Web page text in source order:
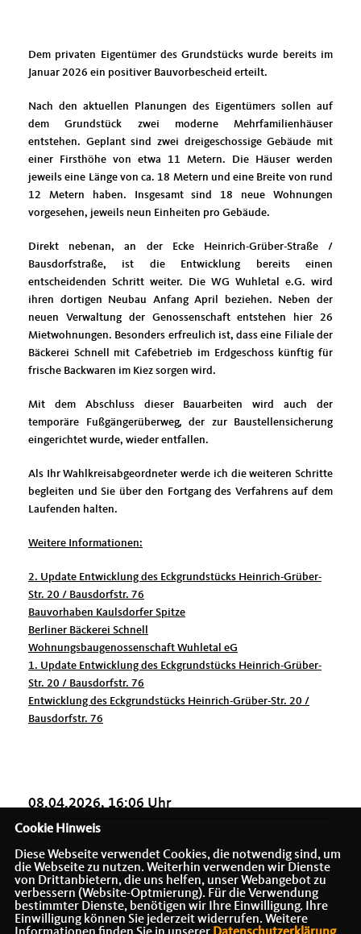
Dem privaten Eigentümer des Grundstücks wurde bereits im
Januar 2026 ein positiver Bauvorbescheid erteilt.
Nach den aktuellen Planungen des Eigentümers sollen auf
dem Grundstück zwei moderne Mehrfamilienhäuser
entstehen. Geplant sind zwei dreigeschossige Gebäude mit
einer Firsthöhe von etwa 11 Metern. Die Häuser werden
jeweils eine Länge von ca. 18 Metern und eine Breite von rund
12 Metern haben. Insgesamt sind 18 neue Wohnungen
vorgesehen, jeweils neun Einheiten pro Gebäude.
Direkt nebenan, an der Ecke Heinrich-Grüber-Straße /
Bausdorfstraße, ist die Entwicklung bereits einen
entscheidenden Schritt weiter. Die WG Wuhletal e.G. wird
ihren dortigen Neubau Anfang April beziehen. Neben der
neuen Verwaltung der Genossenschaft entstehen hier 26
Mietwohnungen. Besonders erfreulich ist, dass eine Filiale der
Bäckerei Schnell mit Cafébetrieb im Erdgeschoss künftig für
frische Backwaren im Kiez sorgen wird.
Mit dem Abschluss dieser Bauarbeiten wird auch der
temporäre Fußgängerüberweg, der zur Baustellensicherung
eingerichtet wurde, wieder entfallen.
Als Ihr Wahlkreisabgeordneter werde ich die weiteren Schritte
begleiten und Sie über den Fortgang des Verfahrens auf dem
Laufenden halten.
Weitere Informationen:
2. Update Entwicklung des Eckgrundstücks Heinrich-Grüber-
Str. 20 / Bausdorfstr. 76
Bauvorhaben Kaulsdorfer Spitze
Berliner Bäckerei Schnell
Wohnungsbaugenossenschaft Wuhletal eG
1. Update Entwicklung des Eckgrundstücks Heinrich-Grüber-
Str. 20 / Bausdorfstr. 76
Entwicklung des Eckgrundstücks Heinrich-Grüber-Str. 20 /
Bausdorfstr. 76
08.04.2026, 16:06 Uhr
Cookie Hinweis
Diese Webseite verwendet Cookies, die notwendig sind, um
die Webseite zu nutzen. Weiterhin verwenden wir Dienste
von Drittanbietern, die uns helfen, unser Webangebot zu
verbessern (Website-Optmierung). Für die Verwendung
bestimmter Dienste, benötigen wir Ihre Einwilligung. Ihre
Einwilligung können Sie jederzeit widerrufen. Weitere